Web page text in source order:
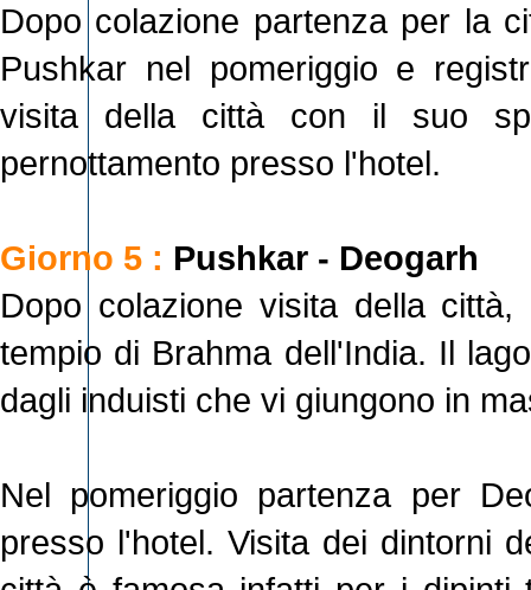
Dopo colazione partenza per la
Pushkar nel pomeriggio e
visita della città con il suo
pernottamento presso l'hotel.
Giorno 5 : Pushkar - Deogarh
Dopo colazione visita della
tempio di Brahma dell'India. Il
dagli induisti che vi giungono in
Nel pomeriggio partenza per
presso l'hotel. Visita dei dintorni